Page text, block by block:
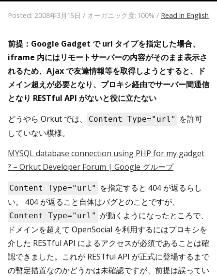
Posted: 2008年3月15日 / オーガニック度: 100% / Read in English
前提：Google Gadget で url タイプを指定した場合、
iframe 内にはリモートサーバーの内容がそのまま表示さ
れるため、Ajax で友達情報等を取得しようとすると、ド
メイン超えが必要となり、プロキシ経由でサーバー間通信
となり RESTful API がないと役に立たない
どうやら Orkut では、
Content Type="url"
を許可
していない模様。
MYSQL database connection using PHP for my gadget
? – Orkut Developer Forum | Google グループ
Content Type="url"
を指定すると 404 が返るらし
い。 404 が返ること自体はバグとのことですが、
Content Type="url" が動くようになったところで、
ドメインを超えて OpenSocial を利用するにはプロキシを
介した RESTful API によるアクセスが必須であることは確
認できました。これが RESTful API が正式に登場するまで
の暫定措置なのかどうかは未確認ですが、前提は誤ってい